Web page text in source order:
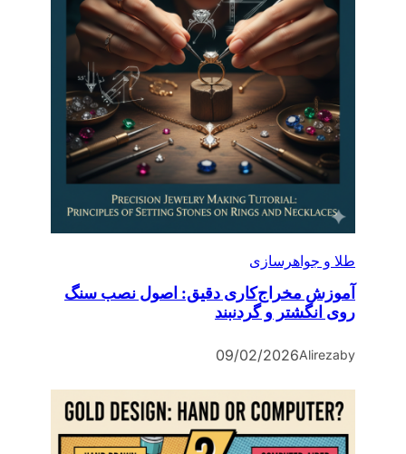
طلا و جواهرسازی
آموزش مخراج‌کاری دقیق: اصول نصب سنگ
روی انگشتر و گردنبند
by
Alireza
09/02/2026